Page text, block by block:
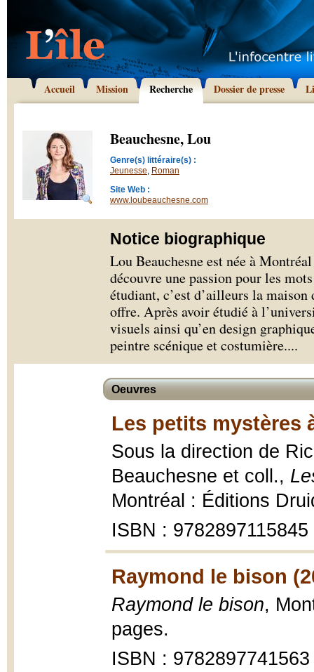
Accueil Mission Recherche Dossier de presse
Beauchesne, Lou
Genre(s) littéraire(s) :
Jeunesse, Roman
Site Web :
www.loubeauchesne.com
Notice biographique
Lou Beauchesne est née à
découvre une passion pour les
étudiant, c’est d’ailleurs la
offre. Après avoir étudié à
visuels ainsi qu’en design
peintre scénique et costumière....
Oeuvres
Les petits mystères
Sous la direction de
Beauchesne et coll.,
Montréal : Éditions
ISBN : 9782897115845
Raymond le bison
Raymond le bison,
pages.
ISBN : 9782897741563